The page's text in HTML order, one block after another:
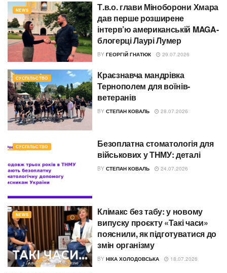
NEWS
Т.в.о. глави Міноборони Хмара
дав перше розширене
інтерв’ю американській MAGA-
блогерці Лаурі Лумер
BY ГЕОРГІЙ ГНАТЮК 29.07.2026
СУСПІЛЬСТВО
Краєзнавча мандрівка
Тернополем для воїнів-
ветеранів
BY СТЕПАН КОВАЛЬ 28.07.2026
СУСПІЛЬСТВО
Безоплатна стоматологія для
військових у ТНМУ: деталі
BY СТЕПАН КОВАЛЬ 24.07.2026
NEWS
Клімакс без табу: у новому
випуску проєкту «Такі часи»
пояснили, як підготуватися до
змін організму
BY НІКА ХОЛОДОВСЬКА 18.07.2026